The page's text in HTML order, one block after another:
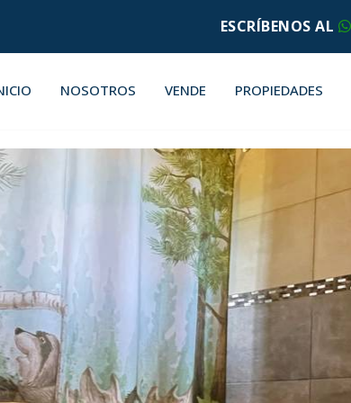
ESCRÍBENOS AL
NOSOTROS VENDE PROPIEDADES